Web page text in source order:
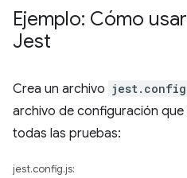
Ejemplo: Cómo
Jest
Crea un archivo
archivo de configuración
todas las pruebas:
jest.config.js: